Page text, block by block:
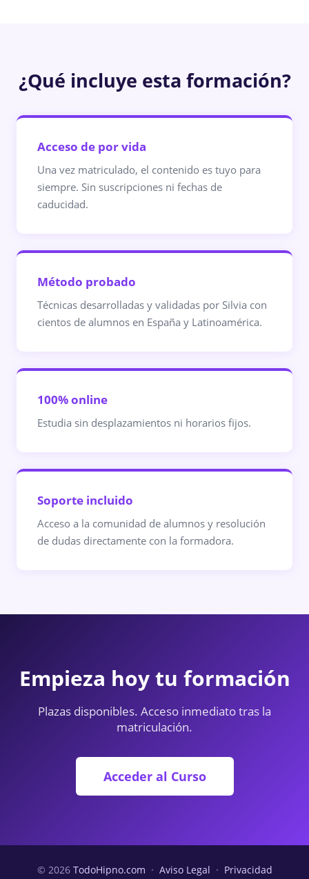
¿Qué incluye esta formación?
Acceso de por vida
Una vez matriculado, el contenido es tuyo para
siempre. Sin suscripciones ni fechas de
caducidad.
Método probado
Técnicas desarrolladas y validadas por Silvia con
cientos de alumnos en España y Latinoamérica.
100% online
Estudia sin desplazamientos ni horarios fijos.
Soporte incluido
Acceso a la comunidad de alumnos y resolución
de dudas directamente con la formadora.
Empieza hoy tu formación
Plazas disponibles. Acceso inmediato tras la
matriculación.
Acceder al Curso
© 2026 TodoHipno.com · Aviso Legal · Privacidad